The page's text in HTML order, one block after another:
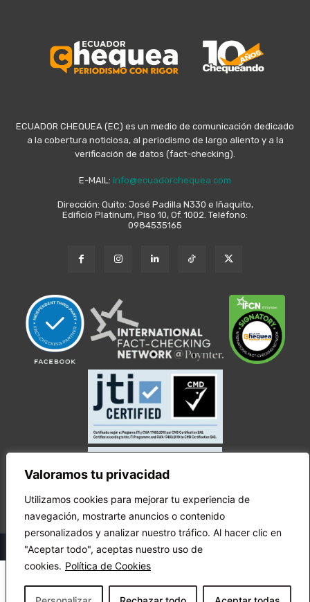
Valoramos tu privacidad
Utilizamos cookies para mejorar tu experiencia de
navegación, mostrarte anuncios o contenido
personalizados y analizar nuestro tráfico. Al hacer clic en
"Aceptar todo", aceptas nuestro uso de
cookies. Política de Cookies
ECUADOR CHEQUEA (EC) es un medio de comunicación dedicado
a la cobertura noticiosa, al periodismo de largo aliento y a la
verificación de datos (fact-checking).
E-MAIL: info@ecuadorchequea.com
Dirección: Quito: José Padilla N330 e Iñaquito,
Edificio Platinum, Piso 10, Of. 1002. Teléfono:
0984535165
© Copyright Ecuador Chequea 2025.